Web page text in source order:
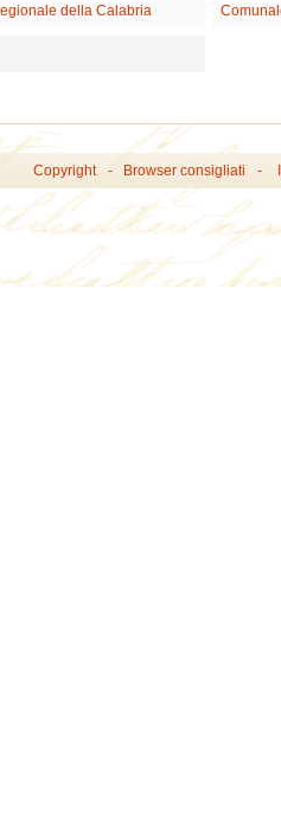
della Calabria
Copyright Browser consigliati